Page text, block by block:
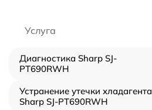
Услуга
Диагностика Sharp SJ-
PT690RWH
Устранение утечки хладагента
Sharp SJ-PT690RWH